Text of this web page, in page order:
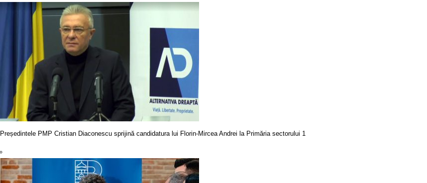
Președintele PMP Cristian Diaconescu sprijină candidatura lui Florin-Mircea Andrei la Primăria sectorului 1